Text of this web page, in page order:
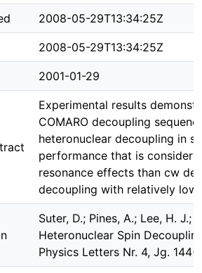
2008-05-29T13:34:25Z
2008-05-29T13:34:25Z
2001-01-29
Experimental results
COMARO decoupling
heteronuclear decoupling in
performance that is
resonance effects than cw
decoupling with relatively low
Suter, D.; Pines, A.; Lee, H. J.;
Heteronuclear Spin
Physics Letters Nr. 4, Jg.